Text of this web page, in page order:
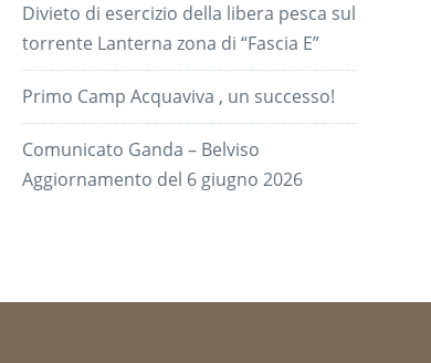
Divieto di esercizio della libera pesca sul
torrente Lanterna zona di “Fascia E”
Primo Camp Acquaviva , un successo!
Comunicato Ganda – Belviso
Aggiornamento del 6 giugno 2026